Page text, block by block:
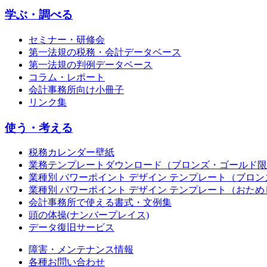
学ぶ・調べる
セミナー・研修会
第一法規の税務・会計データベース
第一法規の判例データベース
コラム・レポート
会計事務所向け小冊子
リンク集
使う・考える
税務カレンダー壁紙
業務テンプレートダウンロード（ブロンズ・ゴールド限
業種別 パワーポイント デザイン テンプレート（ブロン
業種別 パワーポイント デザイン テンプレート（おため
会計事務所で使える書式・文例集
頭の体操(ナンバープレイス)
データ復旧サービス
障害・メンテナンス情報
各種お問い合わせ